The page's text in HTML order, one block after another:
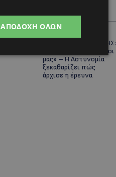
UPDATES
ΜΑΚΑΡΙΟΣ ΔΡΟΥΣΙΩΤΗΣ:
«Δεν ξεκινήσαμε μόνοι
μας» – Η Αστυνομία
ξεκαθαρίζει πώς
άρχισε η έρευνα
ΑΠΟΔΟΧΉ ΌΛΩΝ